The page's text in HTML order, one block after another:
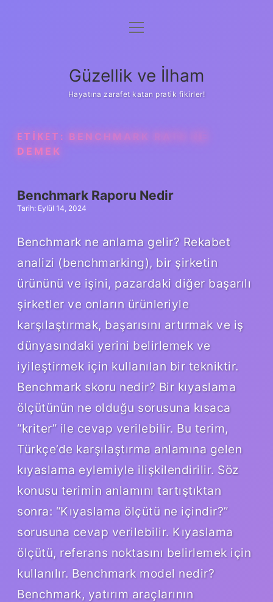
Anasayfa
Yasal Uyarı
menüyü
Güzellik ve İlham
Hayatına zarafet katan pratik fikirler!
ETIKET: BENCHMARK RATE NE
DEMEK
Benchmark Raporu Nedir
Tarih: Eylül 14, 2024
Benchmark ne anlama gelir? Rekabet
analizi (benchmarking), bir şirketin
ürününü ve işini, pazardaki diğer başarılı
şirketler ve onların ürünleriyle
karşılaştırmak, başarısını artırmak ve iş
dünyasındaki yerini belirlemek ve
iyileştirmek için kullanılan bir tekniktir.
Benchmark skoru nedir? Bir kıyaslama
ölçütünün ne olduğu sorusuna kısaca
“kriter” ile cevap verilebilir. Bu terim,
Türkçe’de karşılaştırma anlamına gelen
kıyaslama eylemiyle ilişkilendirilir. Söz
konusu terimin anlamını tartıştıktan
sonra: “Kıyaslama ölçütü ne içindir?”
sorusuna cevap verilebilir. Kıyaslama
ölçütü, referans noktasını belirlemek için
kullanılır. Benchmark model nedir?
Benchmark, yatırım araçlarının